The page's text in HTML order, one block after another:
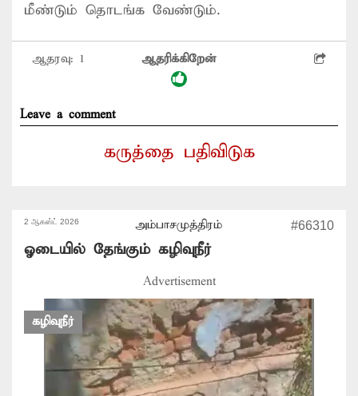
மீண்டும் தொடங்க வேண்டும்.
ஆதரவு: 1 ஆதரிக்கிறேன்
Leave a comment
கருத்தை பதிவிடுக
2 ஆகஸ்ட் 2026 அம்பாசமுத்திரம் #66310
ஓடையில் தேங்கும் கழிவுநீர்
Advertisement
கழிவுநீர்